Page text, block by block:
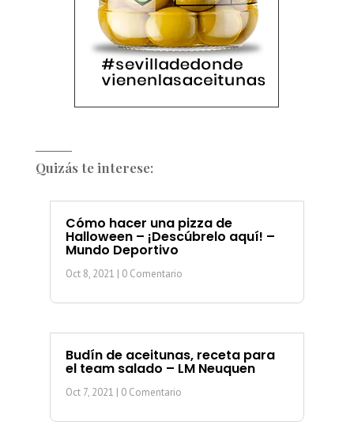
Quizás te interese:
Cómo hacer una pizza de
Halloween – ¡Descúbrelo aquí! –
Mundo Deportivo
Oct 8, 2021 | 0 Comentario
Budín de aceitunas, receta para
el team salado – LM Neuquen
Oct 7, 2021 | 0 Comentario